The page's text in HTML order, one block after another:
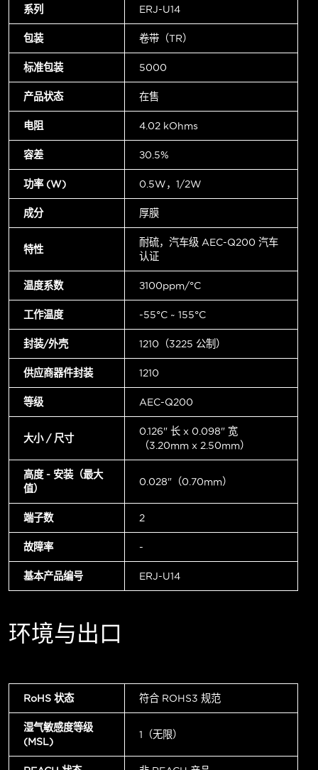
系列 ERJ-U14
包装 卷带（TR）
标准包装 5000
产品状态 在售
电阻 4.02 kOhms
容差 ±0.5%
功率 (W) 0.5W，1/2W
成分 厚膜
特性
耐硫，汽车级 AEC-Q200 汽车
认证
温度系数 ±100ppm/°C
工作温度 -55°C ~ 155°C
封装/外壳 1210（3225 公制）
供应商器件封装 1210
等级 AEC-Q200
大小 / 尺寸
0.126" 长 x 0.098" 宽
（3.20mm x 2.50mm）
高度 - 安装（最大
值）
0.028"（0.70mm）
端子数 2
故障率 -
基本产品编号 ERJ-U14
环境与出口
RoHS 状态 符合 ROHS3 规范
湿气敏感度等级
(MSL)
1（无限）